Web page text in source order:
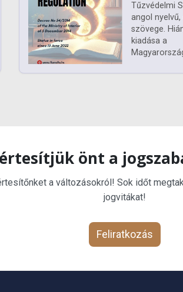
Tűzvédelmi
angol nyelvű,
szövege.
kiadása a
önt a
a változásokról! Sok időt
jogvitákat!
Feliratkozás